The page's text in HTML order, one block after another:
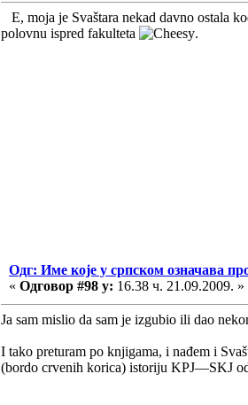
E, moja je Svaštara nekad davno ostala
polovnu ispred fakulteta
.
Одг: Име које у српском означава
« Одговор #98 у: 16.38 ч. 21.09.2009. »
Ja sam mislio da sam je izgubio ili dao
I tako preturam po knjigama, i nađem i
(bordo crvenih korica) istoriju KPJ—SKJ